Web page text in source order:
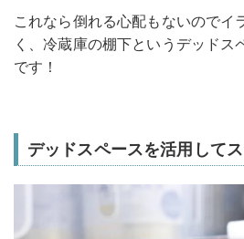
これなら倒れる心配もないのでイ
く、冷蔵庫の棚下というデッドス
です！
デッドスペースを活用して